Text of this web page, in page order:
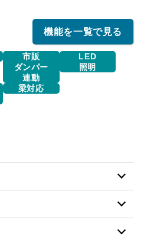
機能を一覧で見る
市販
ダンパー
連動
LED
照明
梁対応
¥9,460（税抜価格 ￥